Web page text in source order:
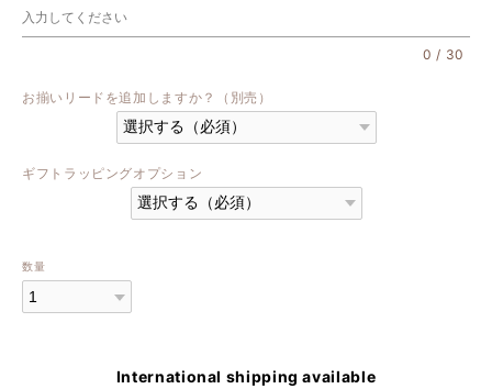
0 / 30
お揃いリードを追加しますか？（別売）
ギフトラッピングオプション
数量
International shipping available